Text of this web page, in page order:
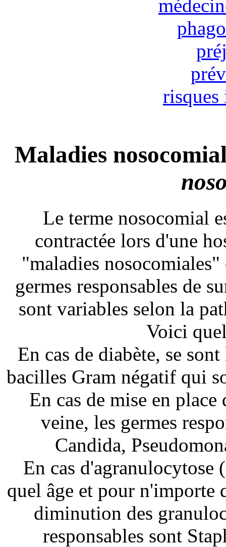
Maladies
Le terme nosocomial
contractée lors d'une
"maladies
germes responsables de
sont variables selon la
Voici
En cas de diabète, se
bacilles Gram négatif qui
En cas de mise en
veine, les germes
Candida,
En cas d'agranulocytose
quel âge et pour n'importe
diminution des
responsables sont